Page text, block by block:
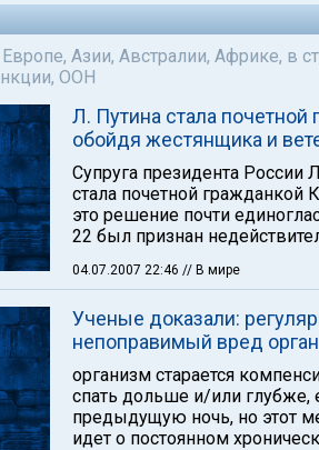
Азии, Австралии, Африке, в
ООН
Л. Путина стала почетной
обойдя жестянщика и
Супруга президента
стала почетной гражданкой
это решение почти
22 был признан
04.07.2007 22:46 // В мире
Ученые доказали:
непоправимый вред
организм старается
спать дольше и/или глубже,
предыдущую ночь, но этот
идет о постоянном